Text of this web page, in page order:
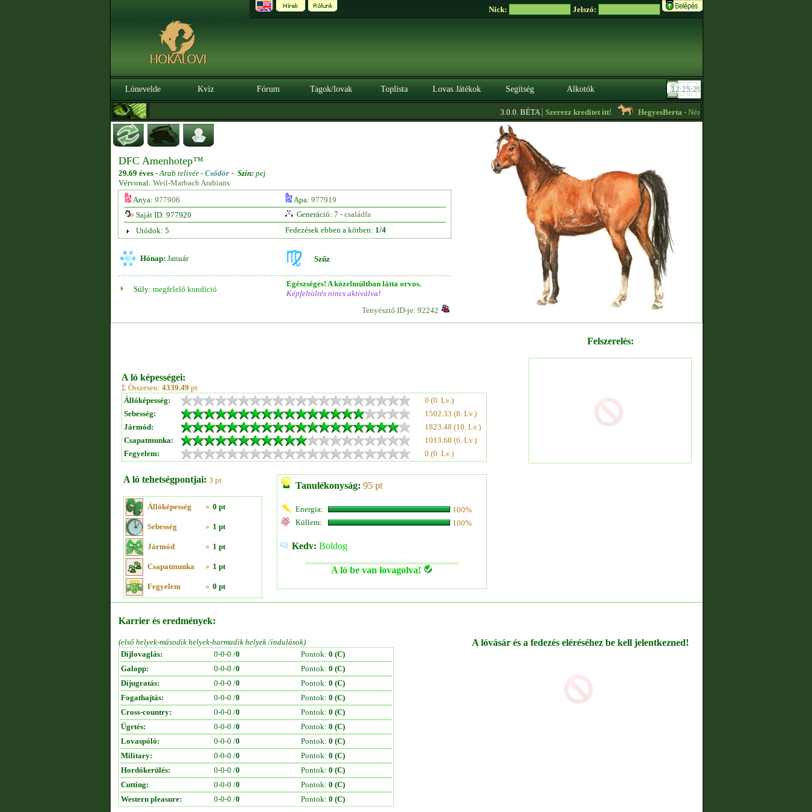
Nick: Jelszó:
Lónevelde Kvíz Fórum Tagok/lovak Toplista Lovas Játékok Segítség Alkotók
3.0.0. BÉTA|Szerezz kreditet itt! HegyesBerta- Nézzétek meg az ,,Aktuális
DFC Amenhotep™
29.69 éves -Arab telivér - Csődör - Szín: pej
Vérvonal: Weil-Marbach Arabians
Anya: 977906 Apa: 977919
Saját ID: 977920
Generáció: 7 - családfa
Utódok: 5
Fedezések ebben a körben: 1/4
Hónap: Január Szűz
Súly: megfelelő kondíció
Egészséges! A közelmúltban látta orvos.
Képfeltöltés nincs aktiválva!
Tenyésztő ID-je: 92242
A ló képességei:
Σ Összesen: 4339.49 pt
Állóképesség:
0 (0. Lv.)
Sebesség:
1502.33 (8. Lv.)
Jármód:
1823.48 (10. Lv.)
Csapatmunka:
1013.68 (6. Lv.)
Fegyelem:
0 (0. Lv.)
A ló tehetségpontjai: 3 pt
Állóképesség » 0 pt
Sebesség » 1 pt
Jármód » 1 pt
Csapatmunka » 1 pt
Fegyelem » 0 pt
Tanulékonyság: 95 pt
Energia:
100%
Küllem:
100%
Kedv: Boldog
A ló be van lovagolva!
Felszerelés:
Karrier és eredmények:
(első helyek-második helyek-harmadik helyek /indulások)
Díjlovaglás:
0-0-0 /0 Pontok: 0 (C)
Galopp:
0-0-0 /0 Pontok: 0 (C)
Díjugratás:
0-0-0 /0 Pontok: 0 (C)
Fogathajtás:
0-0-0 /0 Pontok: 0 (C)
Cross-country:
0-0-0 /0 Pontok: 0 (C)
Ügetés:
0-0-0 /0 Pontok: 0 (C)
Lovaspóló:
0-0-0 /0 Pontok: 0 (C)
Military:
0-0-0 /0 Pontok: 0 (C)
Hordókerülés:
0-0-0 /0 Pontok: 0 (C)
Cutting:
0-0-0 /0 Pontok: 0 (C)
Western pleasure:
0-0-0 /0 Pontok: 0 (C)
A lóvásár és a fedezés eléréséhez be kell jelentkezned!